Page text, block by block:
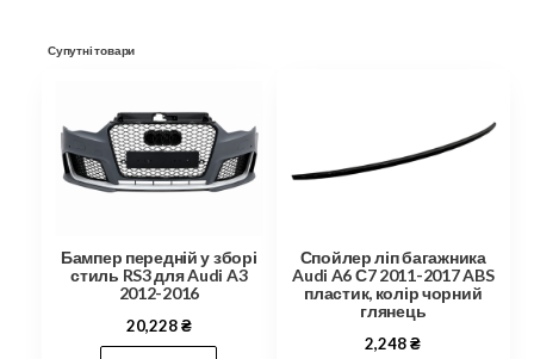
Супутні товари
Бампер передній у зборі
стиль RS3 для Audi A3
2012-2016
20,228₴
Спойлер ліп багажника
Audi A6 С7 2011-2017 ABS
пластик, колір чорний
глянець
2,248₴